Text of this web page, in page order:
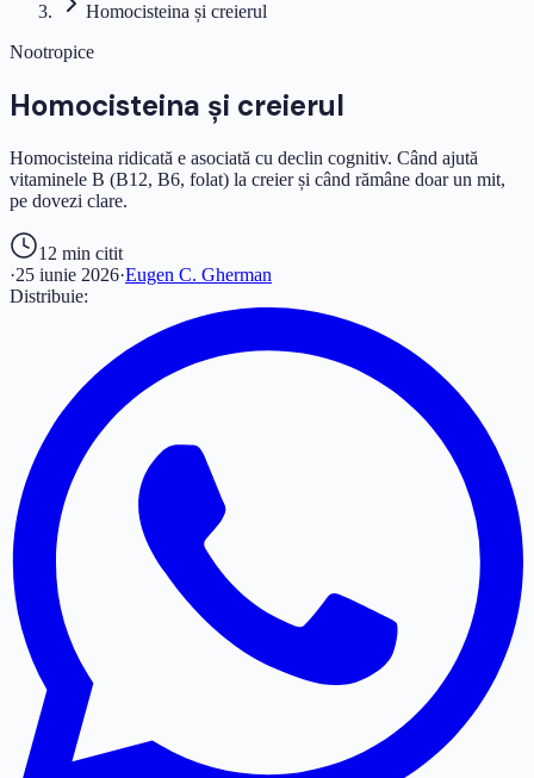
Homocisteina și creierul
Nootropice
Homocisteina și creierul
Homocisteina ridicată e asociată cu declin cognitiv. Când ajută
vitaminele B (B12, B6, folat) la creier și când rămâne doar un mit,
pe dovezi clare.
12 min citit
·25 iunie 2026·Eugen C. Gherman
Distribuie: